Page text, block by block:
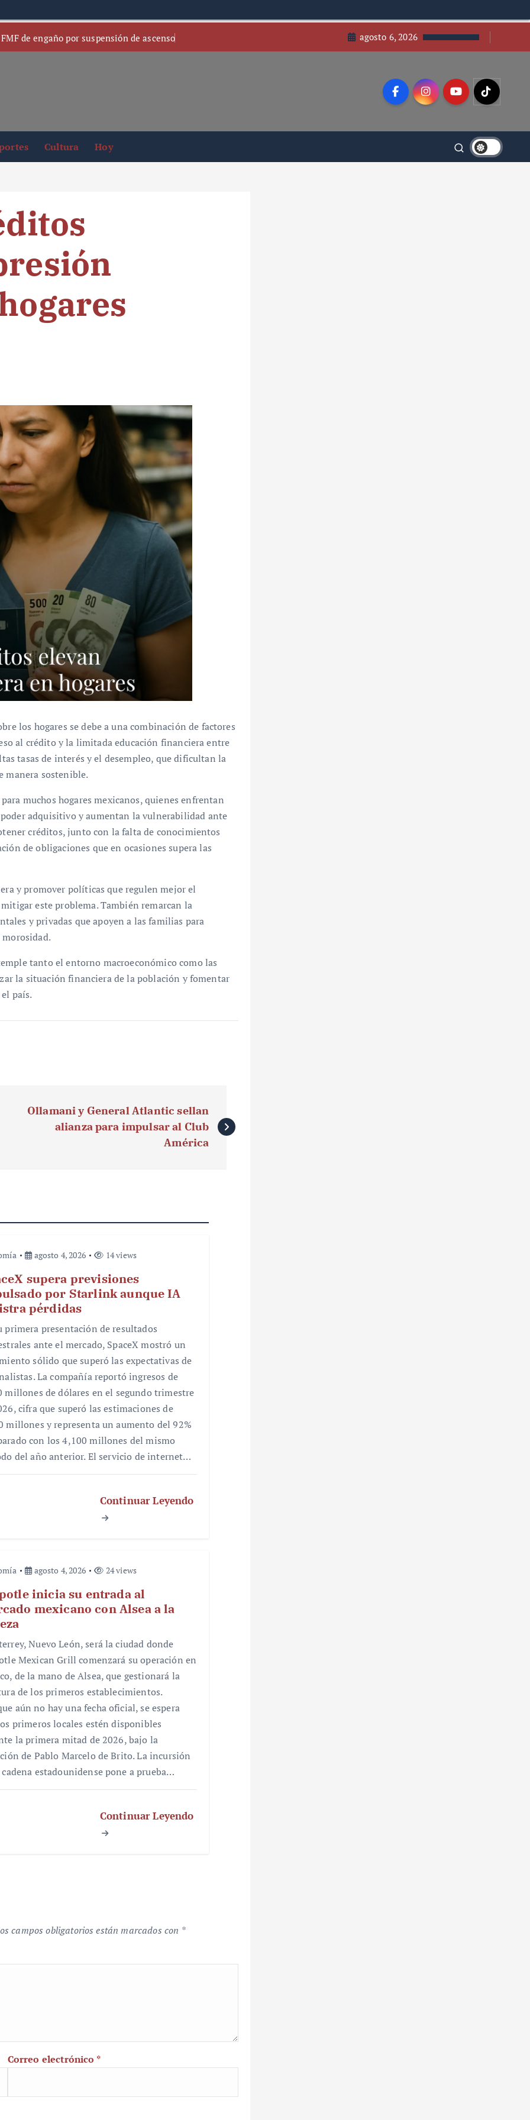
de engaño por suspensión de ascenso agosto 6, 2026
Cultura Hoy
los hogares se debe a una combinación de factores
al crédito y la limitada educación financiera entre
tasas de interés y el desempleo, que dificultan la
manera sostenible.
muchos hogares mexicanos, quienes enfrentan
adquisitivo y aumentan la vulnerabilidad ante
créditos, junto con la falta de conocimientos
de obligaciones que en ocasiones supera las
y promover políticas que regulen mejor el
este problema. También remarcan la
y privadas que apoyen a las familias para
tanto el entorno macroeconómico como las
la situación financiera de la población y fomentar
país.
Ollamani y General Atlantic sellan
alianza para impulsar al Club
América
agosto 4, 2026 14 views
supera previsiones
por Starlink aunque IA
pérdidas
primera presentación de resultados
ante el mercado, SpaceX mostró un
sólido que superó las expectativas de
La compañía reportó ingresos de
millones de dólares en el segundo trimestre
cifra que superó las estimaciones de
millones y representa un aumento del 92%
con los 4,100 millones del mismo
del año anterior. El servicio de internet…
Continuar Leyendo
agosto 4, 2026 24 views
inicia su entrada al
mexicano con Alsea a la
Nuevo León, será la ciudad donde
Mexican Grill comenzará su operación en
de la mano de Alsea, que gestionará la
de los primeros establecimientos.
aún no hay una fecha oficial, se espera
primeros locales estén disponibles
la primera mitad de 2026, bajo la
de Pablo Marcelo de Brito. La incursión
cadena estadounidense pone a prueba…
Continuar Leyendo
campos obligatorios están marcados con *
Correo electrónico *